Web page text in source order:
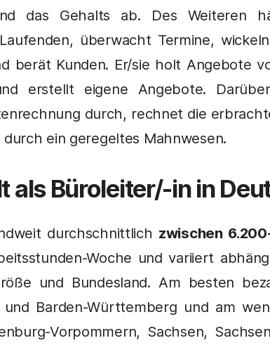
das Gehalts ab. Des Weiteren
überwacht Termine,
berät Kunden. Er/sie holt Angebote
erstellt eigene Angebote.
durch, rechnet die
ein geregeltes Mahnwesen.
als Büroleiter/-in in
durchschnittlich zwischen
Woche und variiert
und Bundesland. Am besten
Barden-Württemberg und am
Vorpommern, Sachsen,